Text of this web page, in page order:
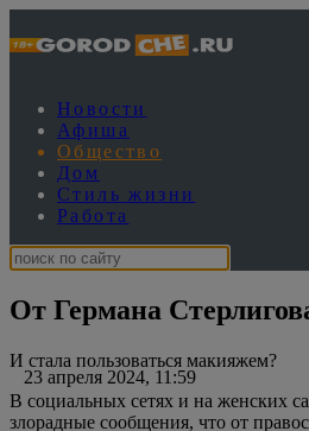
Новости
Афиша
Общество
Дом
Стиль жизни
Работа
От Германа
23 апреля 2024, 11:59
И стала пользоваться макияжем?
В социальных сетях и на женских
злорадные сообщения, что от